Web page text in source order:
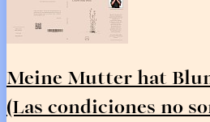
Meine Mutter hat
(Las condiciones no